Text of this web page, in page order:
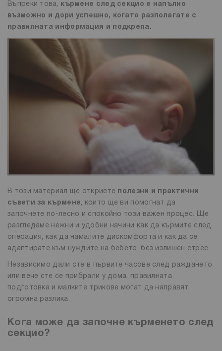
Въпреки това, кърмене след секцио е напълно
възможно и дори успешно, когато разполагате с
правилната информация и подкрепа.
В този материал ще откриете
полезни и практични
съвети за кърмене, които ще ви помогнат да
започнете по-лесно и спокойно този важен процес. Ще
разгледаме нежни и удобни начини как да кърмите след
операция, как да намалите дискомфорта и как да се
адаптирате към нуждите на бебето, без излишен стрес.
Независимо дали сте в първите часове след раждането
или вече сте се прибрали у дома, правилната
подготовка и малките трикове могат да направят
огромна разлика.
Кога може да започне кърменето след
секцио?